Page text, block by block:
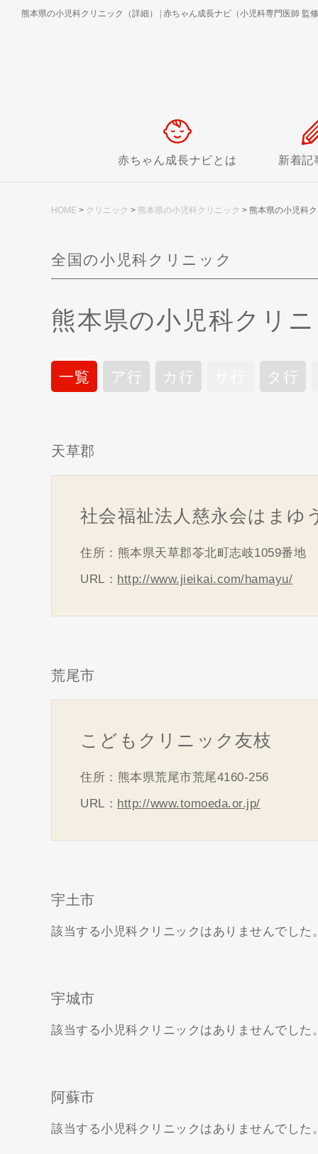
熊本県の小児科クリニック（詳細） 赤ちゃん成長ナビ（小児科専門医師 監
赤ちゃん成長ナビとは 新着記
HOME > クリニック > 熊本県の小児科クリニック > 熊本県の小児科
全国の小児科クリニック
熊本県の小児科クリ
一覧 ア行 カ行 タ行
天草郡
社会福祉法人慈永会はまゆ
住所：熊本県天草郡苓北町志岐1059番地
URL： http://www.jieikai.com/hamayu/
荒尾市
こどもクリニック友枝
住所：熊本県荒尾市荒尾4160-256
URL： http://www.tomoeda.or.jp/
宇土市
該当する小児科クリニックはありませんでした
宇城市
該当する小児科クリニックはありませんでした
阿蘇市
該当する小児科クリニックはありませんでした